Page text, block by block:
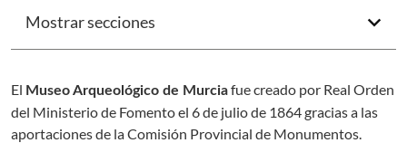
Mostrar secciones arrow_forward_ios
El Museo Arqueológico de Murciafue creado por Real Orden
del Ministerio de Fomento el 6 de julio de 1864 gracias a las
aportaciones de la Comisión Provincial de Monumentos.